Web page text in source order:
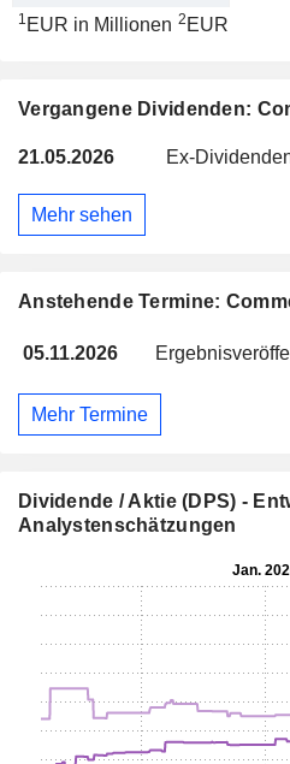
1 EUR in Millionen 2 EUR
Vergangene Dividenden:
21.05.2026 Ex-
Mehr sehen
Anstehende Termine:
05.11.2026
Mehr Termine
Dividende / Aktie (DPS) -
Analystenschätzungen